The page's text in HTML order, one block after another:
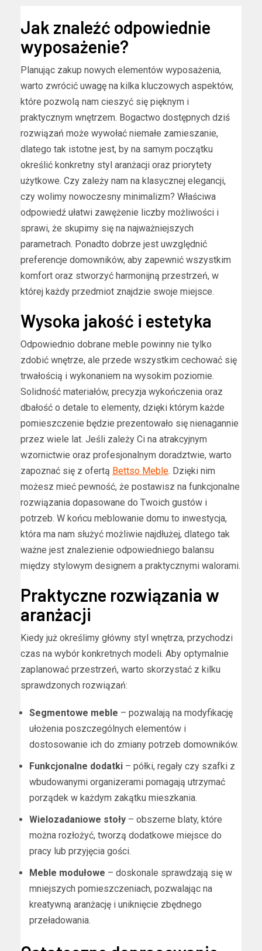
Jak znaleźć odpowiednie
wyposażenie?
Planując zakup nowych elementów wyposażenia,
warto zwrócić uwagę na kilka kluczowych aspektów,
które pozwolą nam cieszyć się pięknym i
praktycznym wnętrzem. Bogactwo dostępnych dziś
rozwiązań może wywołać niemałe zamieszanie,
dlatego tak istotne jest, by na samym początku
określić konkretny styl aranżacji oraz priorytety
użytkowe. Czy zależy nam na klasycznej elegancji,
czy wolimy nowoczesny minimalizm? Właściwa
odpowiedź ułatwi zawężenie liczby możliwości i
sprawi, że skupimy się na najważniejszych
parametrach. Ponadto dobrze jest uwzględnić
preferencje domowników, aby zapewnić wszystkim
komfort oraz stworzyć harmonijną przestrzeń, w
której każdy przedmiot znajdzie swoje miejsce.
Wysoka jakość i estetyka
Odpowiednio dobrane meble powinny nie tylko
zdobić wnętrze, ale przede wszystkim cechować się
trwałością i wykonaniem na wysokim poziomie.
Solidność materiałów, precyzja wykończenia oraz
dbałość o detale to elementy, dzięki którym każde
pomieszczenie będzie prezentowało się nienagannie
przez wiele lat. Jeśli zależy Ci na atrakcyjnym
wzornictwie oraz profesjonalnym doradztwie, warto
zapoznać się z ofertą Bettso Meble. Dzięki nim
możesz mieć pewność, że postawisz na funkcjonalne
rozwiązania dopasowane do Twoich gustów i
potrzeb. W końcu meblowanie domu to inwestycja,
która ma nam służyć możliwie najdłużej, dlatego tak
ważne jest znalezienie odpowiedniego balansu
między stylowym designem a praktycznymi walorami.
Praktyczne rozwiązania w
aranżacji
Kiedy już określimy główny styl wnętrza, przychodzi
czas na wybór konkretnych modeli. Aby optymalnie
zaplanować przestrzeń, warto skorzystać z kilku
sprawdzonych rozwiązań:
Segmentowe meble – pozwalają na modyfikację
ułożenia poszczególnych elementów i
dostosowanie ich do zmiany potrzeb domowników.
Funkcjonalne dodatki – półki, regały czy szafki z
wbudowanymi organizerami pomagają utrzymać
porządek w każdym zakątku mieszkania.
Wielozadaniowe stoły – obszerne blaty, które
można rozłożyć, tworzą dodatkowe miejsce do
pracy lub przyjęcia gości.
Meble modułowe – doskonale sprawdzają się w
mniejszych pomieszczeniach, pozwalając na
kreatywną aranżację i uniknięcie zbędnego
przeładowania.